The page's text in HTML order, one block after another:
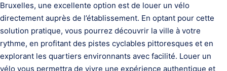
Bruxelles, une excellente option est de louer un vélo
directement auprès de l’établissement. En optant pour cette
solution pratique, vous pourrez découvrir la ville à votre
rythme, en profitant des pistes cyclables pittoresques et en
explorant les quartiers environnants avec facilité. Louer un
vélo vous permettra de vivre une expérience authentique et